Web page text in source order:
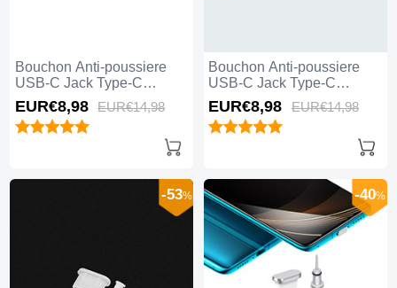
Bouchon Anti-poussiere
USB-C Jack Type-C
Universel H06 pour Apple
iPhone 15 Plus Rouge
EUR€8,98 EUR€14,98
Bouchon Anti-poussiere
USB-C Jack Type-C
Universel H05 pour Apple
iPhone 15 Plus Or Rose
EUR€8,98 EUR€14,98
-53% -40%